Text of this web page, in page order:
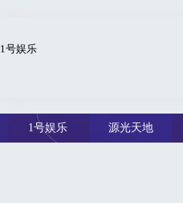
1号娱乐
1号娱乐 源光天地